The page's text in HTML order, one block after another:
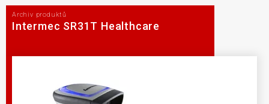
Archiv produktů
Intermec SR31T Healthcare